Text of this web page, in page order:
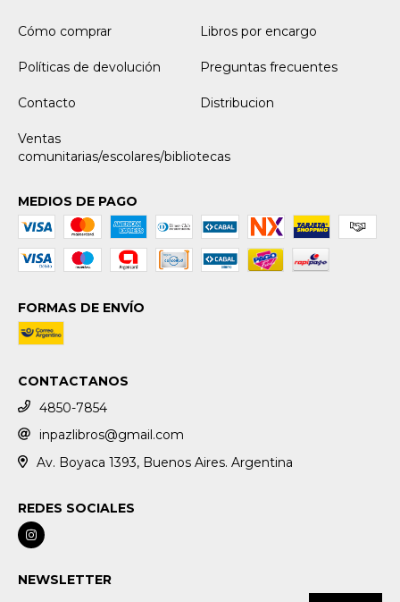
Cómo comprar Libros por encargo
Políticas de devolución Preguntas frecuentes
Contacto Distribucion
Ventas
comunitarias/escolares/bibliotecas
MEDIOS DE PAGO
FORMAS DE ENVÍO
CONTACTANOS
4850-7854
inpazlibros@gmail.com
Av. Boyaca 1393, Buenos Aires. Argentina
REDES SOCIALES
NEWSLETTER